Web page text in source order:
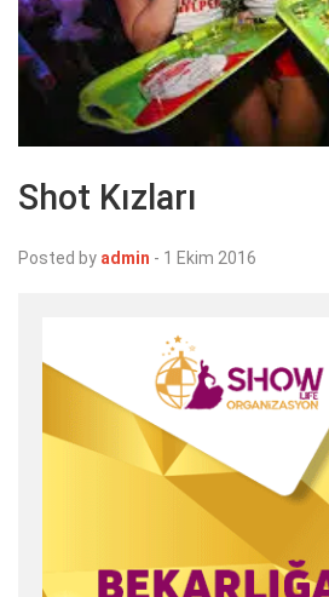
Shot Kızları
Posted by admin - 1 Ekim 2016